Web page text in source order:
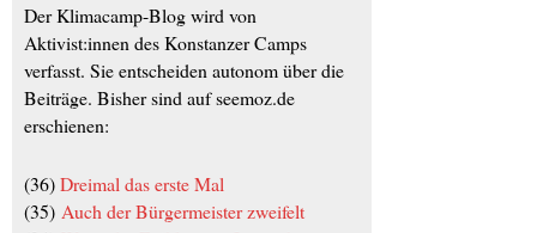
Der Klimacamp-Blog wird von
Aktivist:innen des Konstanzer Camps
verfasst. Sie entscheiden autonom über die
Beiträge. Bisher sind auf seemoz.de
erschienen:
(36)Dreimal das erste Mal
(35) Auch der Bürgermeister zweifelt